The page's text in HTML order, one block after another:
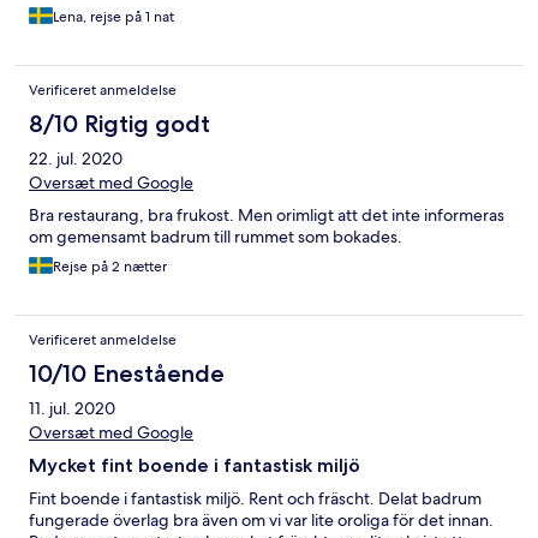
Lena, rejse på 1 nat
Verificeret anmeldelse
8/10 Rigtig godt
22. jul. 2020
Oversæt med Google
Bra restaurang, bra frukost. Men orimligt att det inte informeras
om gemensamt badrum till rummet som bokades.
Rejse på 2 nætter
Verificeret anmeldelse
10/10 Enestående
11. jul. 2020
Oversæt med Google
Mycket fint boende i fantastisk miljö
Fint boende i fantastisk miljö. Rent och fräscht. Delat badrum
fungerade överlag bra även om vi var lite oroliga för det innan.